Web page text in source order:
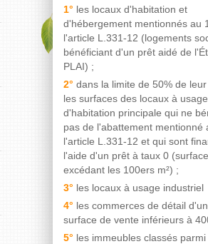
1° les locaux d'habitation et
d'hébergement mentionnés au
l'article L.331-12 (logements
bénéficiant d'un prêt aidé de
PLAI) ;
2° dans la limite de 50% de leur
les surfaces des locaux à usage
d'habitation principale qui ne
pas de l'abattement mentionné
l'article L.331-12 et qui sont
l'aide d'un prêt à taux 0
excédant les 100ers m²) ;
3° les locaux à usage industriel
4° les commerces de détail
surface de vente inférieurs à
5° les immeubles classés parmi